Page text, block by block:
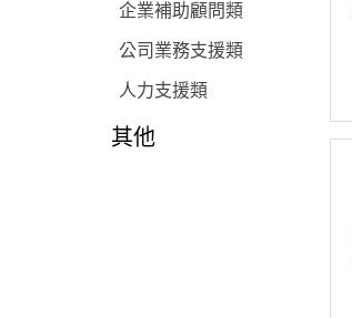
企業補助顧問類
公司業務支援類
人力支援類
其他